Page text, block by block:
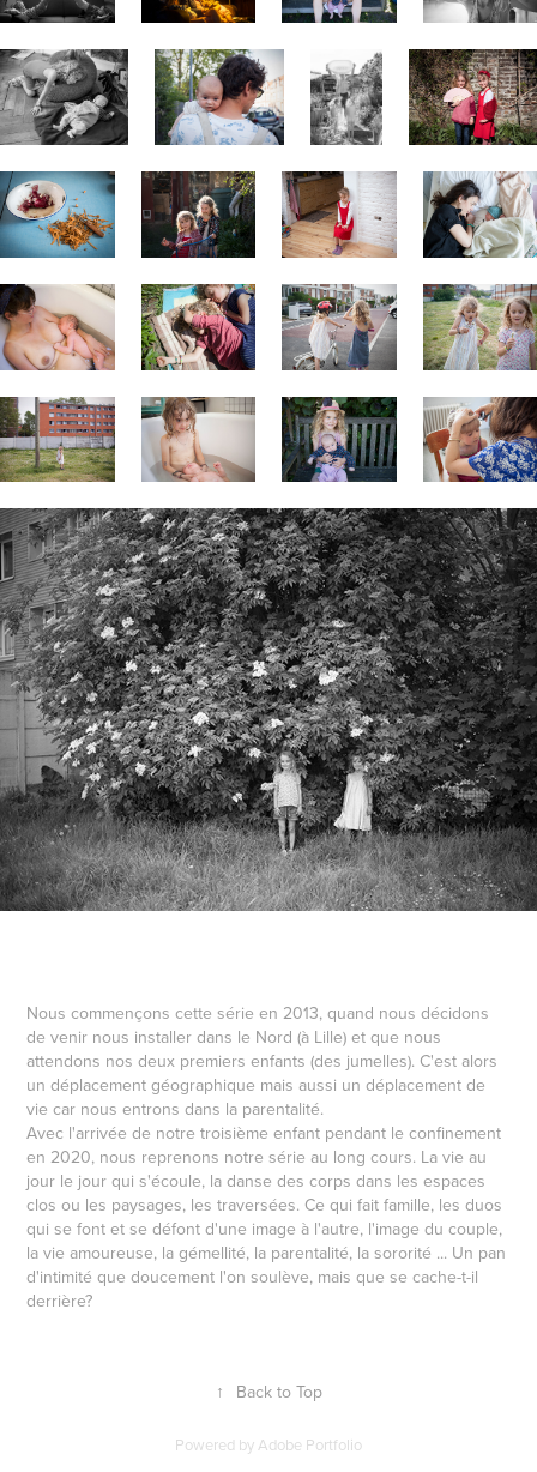
Nous commençons cette série en 2013, quand nous décidons
de venir nous installer dans le Nord (à Lille) et que nous
attendons nos deux premiers enfants (des jumelles). C'est alors
un déplacement géographique mais aussi un déplacement de
vie car nous entrons dans la parentalité.
Avec l'arrivée de notre troisième enfant pendant le confinement
en 2020, nous reprenons notre série au long cours. La vie au
jour le jour qui s'écoule, la danse des corps dans les espaces
clos ou les paysages, les traversées. Ce qui fait famille, les duos
qui se font et se défont d'une image à l'autre, l'image du couple,
la vie amoureuse, la gémellité, la parentalité, la sororité ... Un pan
d'intimité que doucement l'on soulève, mais que se cache-t-il
derrière?
↑ Back to Top
Powered byAdobe Portfolio